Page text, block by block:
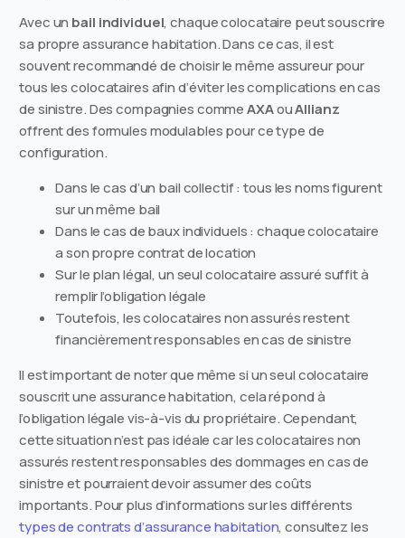
Avec un bail individuel, chaque colocataire peut souscrire
sa propre assurance habitation. Dans ce cas, il est
souvent recommandé de choisir le même assureur pour
tous les colocataires afin d’éviter les complications en cas
de sinistre. Des compagnies commeAXAouAllianz
offrent des formules modulables pour ce type de
configuration.
Dans le cas d’un bail collectif : tous les noms figurent
sur un même bail
Dans le cas de baux individuels : chaque colocataire
a son propre contrat de location
Sur le plan légal, un seul colocataire assuré suffit à
remplir l’obligation légale
Toutefois, les colocataires non assurés restent
financièrement responsables en cas de sinistre
Il est important de noter que même si un seul colocataire
souscrit une assurance habitation, cela répond à
l’obligation légale vis-à-vis du propriétaire. Cependant,
cette situation n’est pas idéale car les colocataires non
assurés restent responsables des dommages en cas de
sinistre et pourraient devoir assumer des coûts
importants. Pour plus d’informations sur les différents
types de contrats d’assurance habitation, consultez les